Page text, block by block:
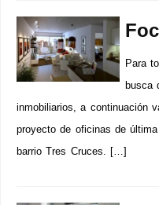
Para
busca
inmobiliarios, a continuación
proyecto de oficinas de
barrio Tres Cruces. […]